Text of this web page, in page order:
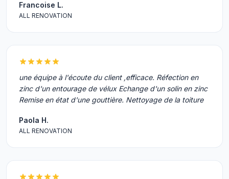
Francoise L.
ALL RENOVATION
une équipe à l'écoute du client ,efficace. Réfection en
zinc d'un entourage de vélux Echange d'un solin en zinc
Remise en état d'une gouttière. Nettoyage de la toiture
Paola H.
ALL RENOVATION